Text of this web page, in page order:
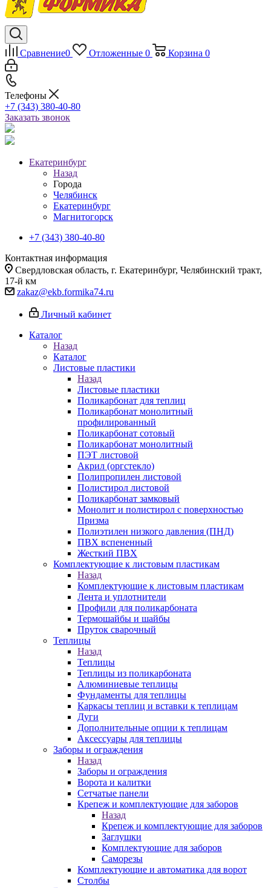
Сравнение0 Отложенные 0 Корзина 0
Телефоны
+7 (343) 380-40-80
Заказать звонок
Екатеринбург
Назад
Города
Челябинск
Екатеринбург
Магнитогорск
+7 (343) 380-40-80
Контактная информация
Свердловская область, г. Екатеринбург, Челябинский тракт,
17-й км
zakaz@ekb.formika74.ru
Личный кабинет
Каталог
Назад
Каталог
Листовые пластики
Назад
Листовые пластики
Поликарбонат для теплиц
Поликарбонат монолитный
профилированный
Поликарбонат сотовый
Поликарбонат монолитный
ПЭТ листовой
Акрил (оргстекло)
Полипропилен листовой
Полистирол листовой
Поликарбонат замковый
Монолит и полистирол с поверхностью
Призма
Полиэтилен низкого давления (ПНД)
ПВХ вспененный
Жесткий ПВХ
Комплектующие к листовым пластикам
Назад
Комплектующие к листовым пластикам
Лента и уплотнители
Профили для поликарбоната
Термошайбы и шайбы
Пруток сварочный
Теплицы
Назад
Теплицы
Теплицы из поликарбоната
Алюминиевые теплицы
Фундаменты для теплицы
Каркасы теплиц и вставки к теплицам
Дуги
Дополнительные опции к теплицам
Аксессуары для теплицы
Заборы и ограждения
Назад
Заборы и ограждения
Ворота и калитки
Сетчатые панели
Крепеж и комплектующие для заборов
Назад
Крепеж и комплектующие для заборов
Заглушки
Комплектующие для заборов
Саморезы
Комплектующие и автоматика для ворот
Столбы